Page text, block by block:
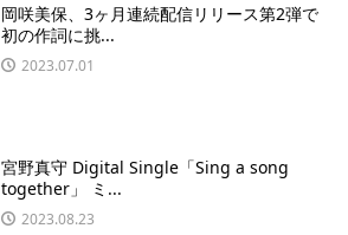
岡咲美保、3ヶ月連続配信リリース第2弾で
初の作詞に挑...
2023.07.01
宮野真守 Digital Single「Sing a song
together」 ミ...
2023.08.23